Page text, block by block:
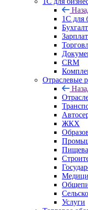
1С для
CRM
Отраслевые
ЖКХ
Услуги